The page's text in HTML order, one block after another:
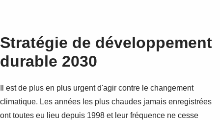
Stratégie de développement
durable 2030
Il est de plus en plus urgent d'agir contre le changement
climatique. Les années les plus chaudes jamais enregistrées
ont toutes eu lieu depuis 1998 et leur fréquence ne cesse